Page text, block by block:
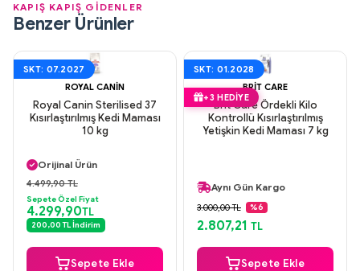
KAPIŞ KAPIŞ GİDENLER
Benzer Ürünler
SKT: 07.2027
ROYAL CANIN
Royal Canin Sterilised 37
Kısırlaştırılmış Kedi Maması
10 kg
Orijinal Ürün
Güvenli Ödeme
Aynı Gün Kargo
4.499,90 TL
Sepete Özel Fiyat
4.299,90TL
200,00 TL İndirim
Sepete Ekle
SKT: 01.2028
+3 HEDIYE
BRIT CARE
Brit Care Ördekli Kilo
Kontrollü Kısırlaştırılmış
Yetişkin Kedi Maması 7 kg
Aynı Gün Kargo
Orijinal Ürün
Güvenli Ödeme
+3 Hediye Ürün
3.000,00 TL %6
2.807,21 TL
Sepete Ekle